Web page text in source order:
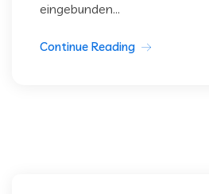
eingebunden...
Continue Reading